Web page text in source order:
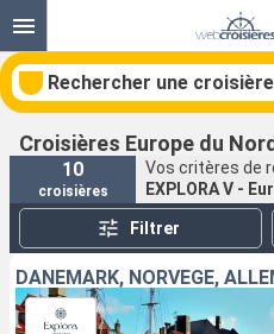
Rechercher une croisière
Nos destinations
Mois de départ
Ports
Croisières Europe du
10
croisières
Vos critères de
EXPLORA V -
Filtrer
DANEMARK, NORVÈGE,